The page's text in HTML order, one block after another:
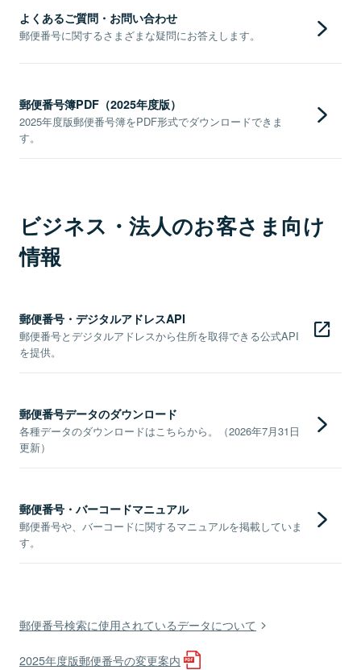
よくあるご質問・お問い合わせ
郵便番号に関するさまざまな疑問にお答えします。
郵便番号簿PDF（2025年度版）
2025年度版郵便番号簿をPDF形式でダウンロードできま
す。
ビジネス・法人のお客さま向け
情報
郵便番号・デジタルアドレスAPI
郵便番号とデジタルアドレスから住所を取得できる公式API
を提供。
郵便番号データのダウンロード
各種データのダウンロードはこちらから。（2026年7月31日
更新）
郵便番号・バーコードマニュアル
郵便番号や、バーコードに関するマニュアルを掲載していま
す。
郵便番号検索に使用されているデータについて
2025年度版郵便番号の変更案内